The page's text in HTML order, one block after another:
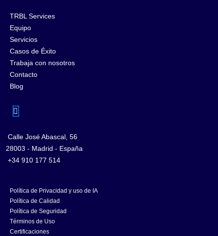
TRBL Services
Equipo
Servicios
Casos de Éxito
Trabaja con nosotros
Contacto
Blog
Calle José Abascal, 56
28003 - Madrid - España
+34 910 177 514
Política de Privacidad y uso de IA
Política de Calidad
Política de Seguridad
Términos de Uso
Certificaciones